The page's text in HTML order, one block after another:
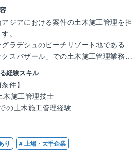
の人々の暮らしを支えています。
南鳥島近海の海底に眠るレアアース泥
に関する国家的プロジェクトにも参画。
ンとして培われた技術を応用すること
開発にも貢献しています。
究開発センターを中心として、海洋土
上土木、建築分野の技術開発を進めてい
象は、港湾・海洋構造物等の整備・維
の技術、
術、建築技術、
省力化・高精度化を図る情報化施工技
の勤務が見込めれる場合
帯同機関が1年を経過するごとに、さ
月以上の勤務が見込まれる場合
場赴任中、寮・食事完備（食費3万円/
学習プログラム提供、など
で見る同社】
度売上3,178億円（単体）のうち、海
は20％の約650億円
木工事において業界第2位
アジアにおける案件の土木施工管理を担
。
ラデシュのビーチリゾート地である
クスバザール」での土木施工管理業務を
たします。
、それ以外の地域にも進出していく方
なります、
的には】
おける品質管理、工程管理、原価管
全環境管理
発注
経験スキル
条件】
木施工管理技士
の土木施工管理経験
(日常会話レベル以上)
り
# 上場・大手企業